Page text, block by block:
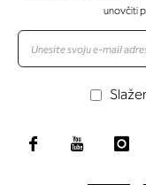
unovčiti